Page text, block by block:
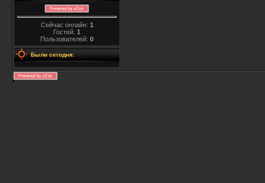
Сейчас онлайн: 1
Гостей: 1
Пользователей: 0
Были сегодня: